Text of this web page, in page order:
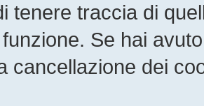
tenere traccia di
Se hai
cancellazione dei